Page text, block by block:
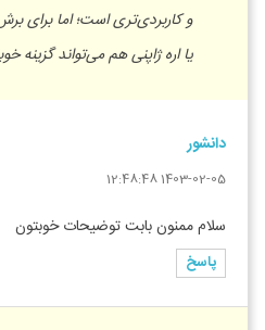
و کاربردی‌تری است؛ اما برای
یا اره ژاپنی هم می‌تواند گزینه
دانشور
1403-02-05 12:48:48
سلام ممنون بابت توضیحات خوبتون
پاسخ